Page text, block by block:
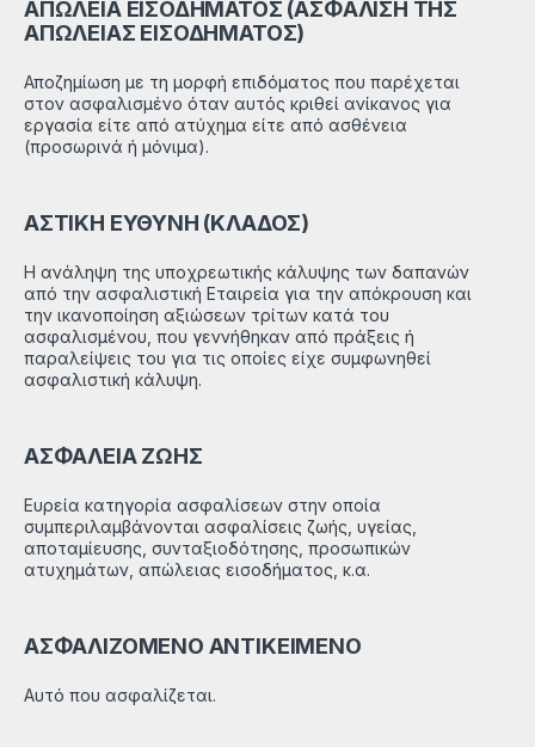
ΑΠΩΛΕΙΑ ΕΙΣΟΔΗΜΑΤΟΣ (ΑΣΦΑΛΙΣΗ ΤΗΣ
ΑΠΩΛΕΙΑΣ ΕΙΣΟΔΗΜΑΤΟΣ)
Αποζημίωση με τη μορφή επιδόματος που παρέχεται
στον ασφαλισμένο όταν αυτός κριθεί ανίκανος για
εργασία είτε από ατύχημα είτε από ασθένεια
(προσωρινά ή μόνιμα).
ΑΣΤΙΚΗ ΕΥΘΥΝΗ (ΚΛΑΔΟΣ)
Η ανάληψη της υποχρεωτικής κάλυψης των δαπανών
από την ασφαλιστική Eταιρεία για την απόκρουση και
την ικανοποίηση αξιώσεων τρίτων κατά του
ασφαλισμένου, που γεννήθηκαν από πράξεις ή
παραλείψεις του για τις οποίες είχε συμφωνηθεί
ασφαλιστική κάλυψη.
ΑΣΦΑΛΕΙΑ ΖΩΗΣ
Ευρεία κατηγορία ασφαλίσεων στην οποία
συμπεριλαμβάνονται ασφαλίσεις ζωής, υγείας,
αποταμίευσης, συνταξιοδότησης, προσωπικών
ατυχημάτων, απώλειας εισοδήματος, κ.α.
ΑΣΦΑΛΙΖΟΜΕΝΟ ΑΝΤΙΚΕΙΜΕΝΟ
Αυτό που ασφαλίζεται.